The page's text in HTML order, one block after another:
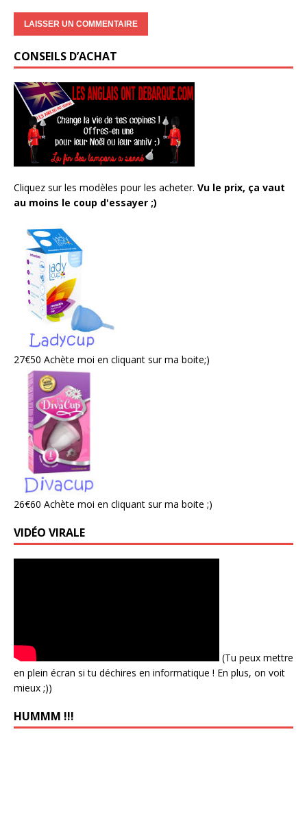
CONSEILS D’ACHAT
Cliquez sur les modèles pour les acheter. Vu le prix, ça vaut
au moins le coup d'essayer ;)
27€50 Achète moi en cliquant sur ma boite;)
26€60 Achète moi en cliquant sur ma boite ;)
VIDÉO VIRALE
(Tu peux mettre
en plein écran si tu déchires en informatique ! En plus, on voit
mieux ;))
HUMMM !!!